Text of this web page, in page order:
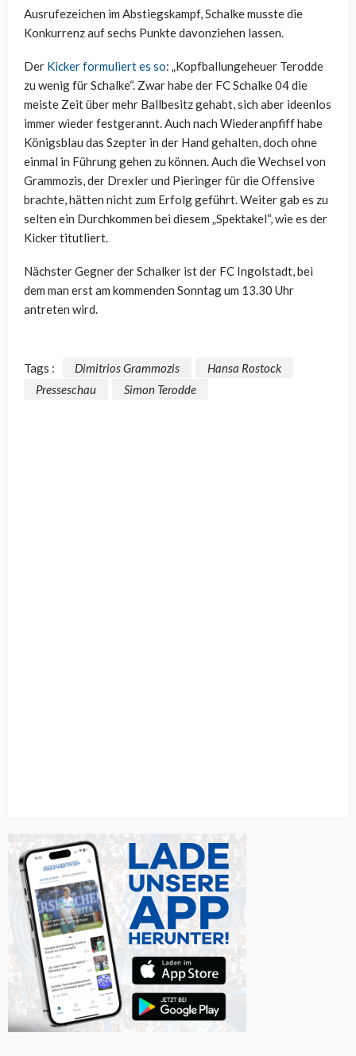
Ausrufezeichen im Abstiegskampf, Schalke musste die
Konkurrenz auf sechs Punkte davonziehen lassen.
Der Kicker formuliert es so: „Kopfballungeheuer Terodde
zu wenig für Schalke“. Zwar habe der FC Schalke 04 die
meiste Zeit über mehr Ballbesitz gehabt, sich aber ideenlos
immer wieder festgerannt. Auch nach Wiederanpfiff habe
Königsblau das Szepter in der Hand gehalten, doch ohne
einmal in Führung gehen zu können. Auch die Wechsel von
Grammozis, der Drexler und Pieringer für die Offensive
brachte, hätten nicht zum Erfolg geführt. Weiter gab es zu
selten ein Durchkommen bei diesem „Spektakel“, wie es der
Kicker titutliert.
Nächster Gegner der Schalker ist der FC Ingolstadt, bei
dem man erst am kommenden Sonntag um 13.30 Uhr
antreten wird.
Tags : Dimitrios Grammozis
Hansa Rostock
Presseschau
Simon Terodde